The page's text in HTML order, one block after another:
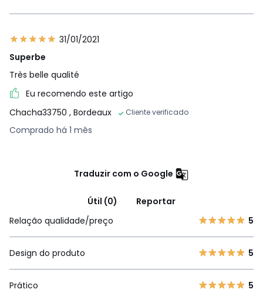
31/01/2021
Superbe
Très belle qualité
Eu recomendo este artigo
Chacha33750 , Bordeaux Cliente verificado
Comprado há 1 mês
Traduzir com o Google
Útil (0)
Reportar
Relação qualidade/preço
5
Design do produto 5
Prático 5